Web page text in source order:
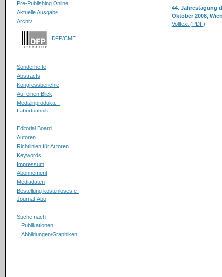
Pre-Publishing Online
Aktuelle Ausgabe
Archiv
DFP/CME
Sonderhefte
Abstracts
Kongressberichte
Auf einen Blick
Medizinprodukte -
Labortechnik
Editorial Board
Autoren
Richtlinien für Autoren
Keywords
Impressum
Abonnement
Mediadaten
Bestellung kostenloses e-
Journal-Abo
Suche nach
Publikationen
Abbildungen/Graphiken
44. Jahrestagung
Oktober 2008,
Volltext (PDF)